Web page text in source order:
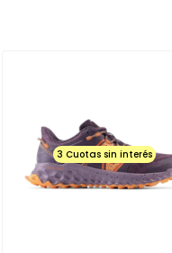
3 Cuotas sin interés